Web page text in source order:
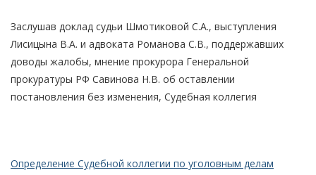
Заслушав доклад судьи Шмотиковой С.А., выступления
Лисицына В.А. и адвоката Романова С.В., поддержавших
доводы жалобы, мнение прокурора Генеральной
прокуратуры РФ Савинова Н.В. об оставлении
постановления без изменения, Судебная коллегия
Определение Судебной коллегии по уголовным делам